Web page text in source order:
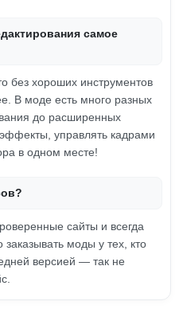
самое
без хороших инструментов
В моде есть много разных
до расширенных
управлять кадрами
в одном месте!
сайты и всегда
моды у тех, кто
версией — так не